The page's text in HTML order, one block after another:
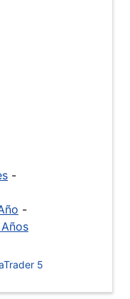
-
-
5